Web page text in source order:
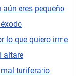
aún eres pequeño
éxodo
lo que quiero irme
altare
mal turiferario